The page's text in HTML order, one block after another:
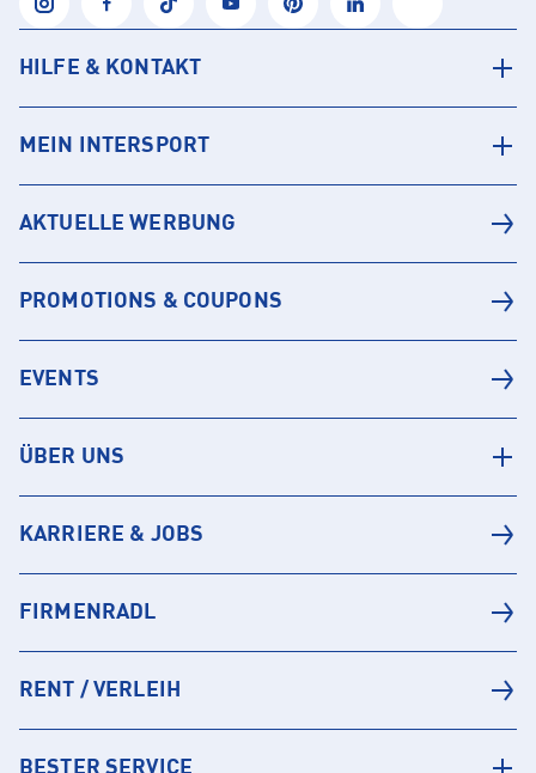
HILFE & KONTAKT
MEIN INTERSPORT
AKTUELLE WERBUNG
PROMOTIONS & COUPONS
EVENTS
ÜBER UNS
KARRIERE & JOBS
FIRMENRADL
RENT / VERLEIH
BESTER SERVICE